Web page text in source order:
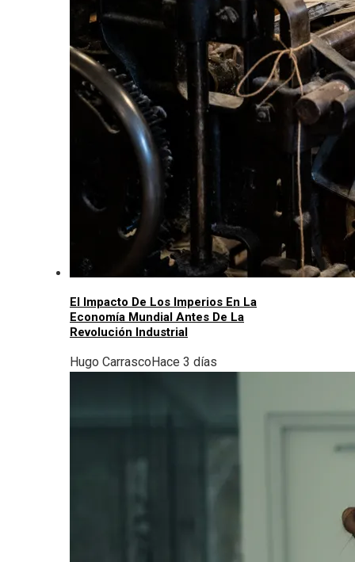
El Impacto De Los Imperios En La
Economía Mundial Antes De La
Revolución Industrial
Hugo Carrasco Hace 3 días